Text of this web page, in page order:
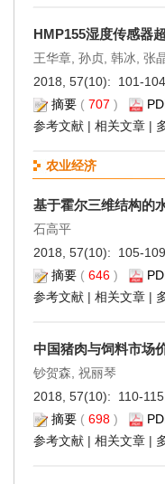
HMP155湿度传感器
王华章, 孙贞, 韩冰, 张
2018, 57(10): 101-
摘要 ( 707 )
参考文献 | 相关文章 |
农业经济
基于霍尔三维结构的
石高平
2018, 57(10): 105-
摘要 ( 646 )
参考文献 | 相关文章 |
中国猪肉与饲料市场
钞贺森, 祝丽琴
2018, 57(10): 110-
摘要 ( 698 )
参考文献 | 相关文章 |